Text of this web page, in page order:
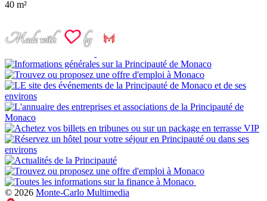
40 m²
© 2026 Monte-Carlo Multimedia